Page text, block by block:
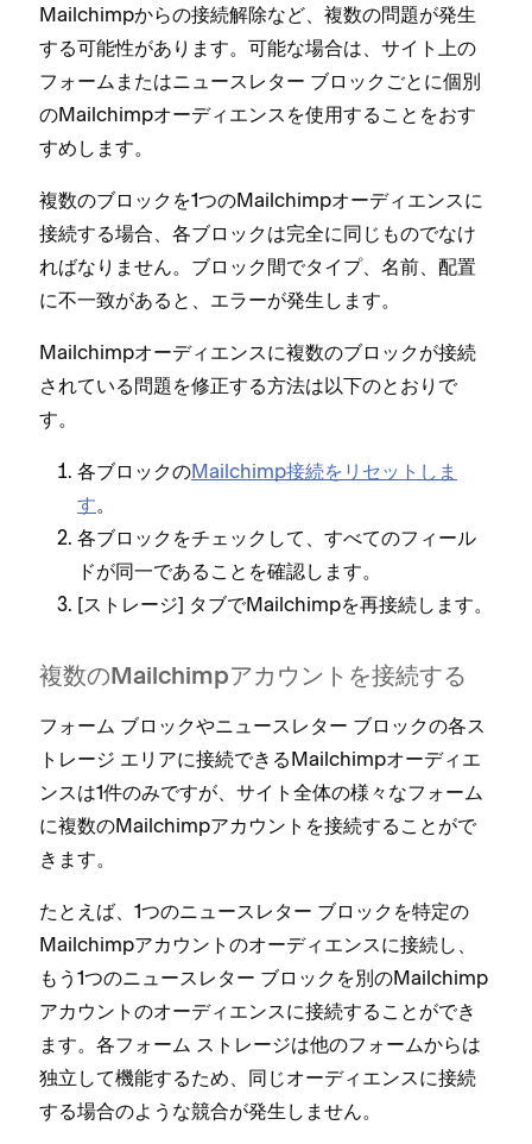
Mailchimpからの接続解除など⁠、複数の問題が発生
する可能性があります⁠。可能な場合は⁠、サイト上の
フ⁠ォ⁠ームまたはニ⁠ュ⁠ースレタ⁠ー ブロ⁠ックごとに個別
のMailchimpオ⁠ーデ⁠ィエンスを使用することをおす
すめします⁠。
複数のブロ⁠ックを1つのMailchimpオ⁠ーデ⁠ィエンスに
接続する場合⁠、各ブロ⁠ックは完全に同じものでなけ
ればなりません⁠。ブロ⁠ック間でタイプ⁠、名前⁠、配置
に不一致があると⁠、エラ⁠ーが発生します⁠。
Mailchimpオ⁠ーデ⁠ィエンスに複数のブロ⁠ックが接続
されている問題を修正する方法は以下のとおりで
す⁠。
各ブロ⁠ックのMailchimp接続をリセ⁠ットしま
す⁠。
各ブロ⁠ックをチ⁠ェ⁠ックして⁠、すべてのフ⁠ィ⁠ール
ドが同一であることを確認します⁠。
[⁠ストレ⁠ージ⁠] タブでMailchimpを再接続します⁠。
複数のMailchimpアカウントを接続する
フ⁠ォ⁠ーム ブロ⁠ックやニ⁠ュ⁠ースレタ⁠ー ブロ⁠ックの各ス
トレ⁠ージ エリアに接続できるMailchimpオ⁠ーデ⁠ィエ
ンスは1件のみですが⁠、サイト全体の様⁠々なフ⁠ォ⁠ーム
に複数のMailchimpアカウントを接続することがで
きます⁠。
たとえば⁠、1つのニ⁠ュ⁠ースレタ⁠ー ブロ⁠ックを特定の
Mailchimpアカウントのオ⁠ーデ⁠ィエンスに接続し⁠、
もう1つのニ⁠ュ⁠ースレタ⁠ー ブロ⁠ックを別のMailchimp
アカウントのオ⁠ーデ⁠ィエンスに接続することができ
ます⁠。各フ⁠ォ⁠ーム ストレ⁠ージは他のフ⁠ォ⁠ームからは
独立して機能するため⁠、同じオ⁠ーデ⁠ィエンスに接続
する場合のような競合が発生しません⁠。